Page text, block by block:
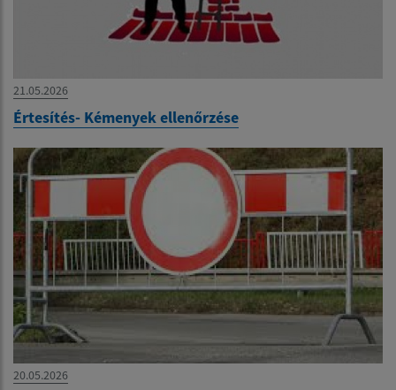
21.05.2026
Értesítés- Kémenyek ellenőrzése
20.05.2026